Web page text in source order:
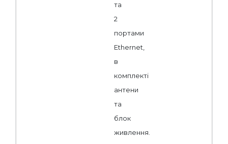
та
2
портами
Ethernet,
в
комплекті
антени
та
блок
живлення.